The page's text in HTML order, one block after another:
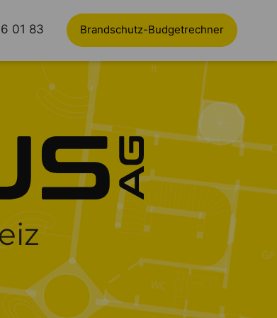
01 83 Brandschutz-Budgetrechner